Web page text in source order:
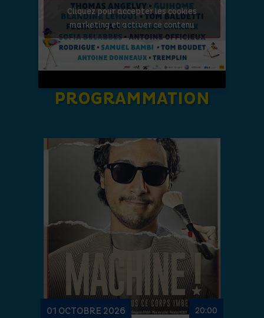
Cliquez pour accepter les cookies
marketing et activer ce contenu
PROGRAMMATION
01 OCTOBRE 2026 20:00